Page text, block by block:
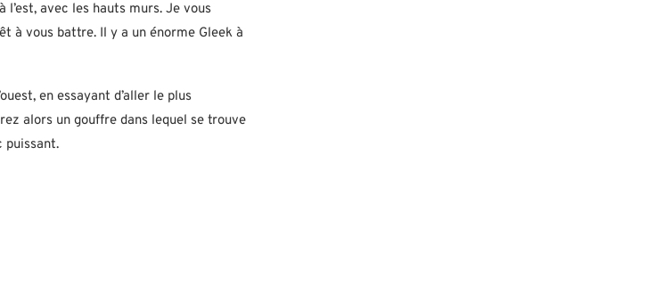
avec les hauts murs. Je vous
à vous battre. Il y a un énorme Gleek à
en essayant d’aller le plus
alors un gouffre dans lequel se trouve
puissant.